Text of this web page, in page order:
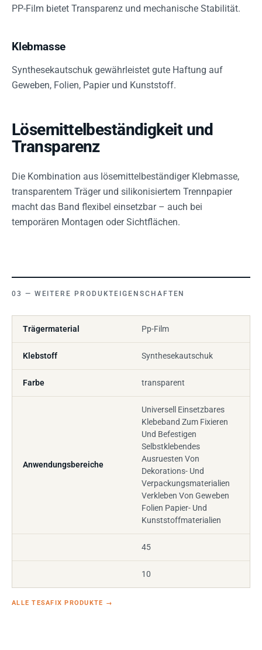
PP-Film bietet Transparenz und mechanische Stabilität.
Klebmasse
Synthesekautschuk gewährleistet gute Haftung auf
Geweben, Folien, Papier und Kunststoff.
Lösemittelbeständigkeit und
Transparenz
Die Kombination aus lösemittelbeständiger Klebmasse,
transparentem Träger und silikonisiertem Trennpapier
macht das Band flexibel einsetzbar – auch bei
temporären Montagen oder Sichtflächen.
WEITERE PRODUKTEIGENSCHAFTEN
Trägermaterial Pp-Film
Klebstoff Synthesekautschuk
Farbe transparent
Anwendungsbereiche
Universell Einsetzbares
Klebeband Zum Fixieren
Und Befestigen
Selbstklebendes
Ausruesten Von
Dekorations- Und
Verpackungsmaterialien
Verkleben Von Geweben
Folien Papier- Und
Kunststoffmaterialien
45
10
ALLE TESAFIX PRODUKTE →